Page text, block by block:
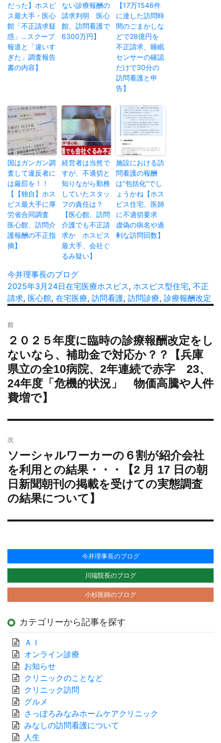
だった】ホスピ
ス最大手・医心
館「不正請求疑
惑」…スクープ
報道と「違いす
ぎた」調査報告
書の内容】
ない診療報酬の
請求判明 医心
館、訪問看護で
6300万円】
【17万1546件
に達した訪問時
間のごまかしな
どで28億円を
不正請求、睡眠
センサーの確認
だけで30分の
訪問看護と申
告】
国はガンガン調
査して違反者に
は厳罰を！！
【【独自】ホス
ピス最大手に厚
労省合同調査
医心館、訪問介
護報酬の不正指
摘】
経営者は当然で
すが、不適切と
知りながら勤務
していたスタッ
フの責任は？
【医心館、訪問
介護でも不正請
求か ホスピス
最大手、会社ぐ
るみ疑い】
施設における訪
問看護の報酬
は”包括化”でし
ょうかね【ホス
ピス住宅、医師
に不適切要求
虚偽の病名や過
剰な訪問回数】
投
稿
者
今井理事長のブログ
投
稿
2025年3月24日カ
テ
ー
在宅医療タ
グ
ホスピス, ホスピス型住宅, 不正
請求, 医心館, 在宅医療, 訪問看護, 訪問診療, 診療報酬改定
稿
ナ
ビ
ゲ
ー
シ
ン
前
過
去
の
投
稿:
２０２５年度に臨時の診療報酬改定をし
ないなら、補助金で対応か？？【兵庫
県立の全10病院、2年連続で赤字 23、
24年度「危機的状況」 物価高騰や人件
費増で】
次
次
の
投
稿:
ソーシャルワーカーの６割が紹介会社
を利用との結果・・・【2 月 17 日の朝
日新聞朝刊の掲載を受けての実態調査
の結果について】
今井理事長のブログ
川端院長のブログ
小杉医師のブログ
カテゴリーから記事を探す
ＡＩ
オンライン診療
お知らせ
クリニックのことなど
クリニック訪問
グルメ
さっぽろみなみホームケアクリニック
みなしの訪問看護について
人生